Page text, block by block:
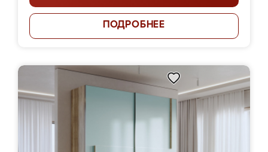
ПОДРОБНЕЕ